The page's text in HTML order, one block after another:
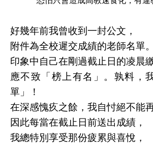
好幾年前我曾收到一封公文，
附件為全校遲交成績的老師名單。
印象中自己在剛過截止日的凌晨
應不致「榜上有名」。孰料，
單」！
在深感愧疚之餘，我自忖絕不能再
因此每當在截止日前送出成績，
我總特別享受那份疲累與喜悅，